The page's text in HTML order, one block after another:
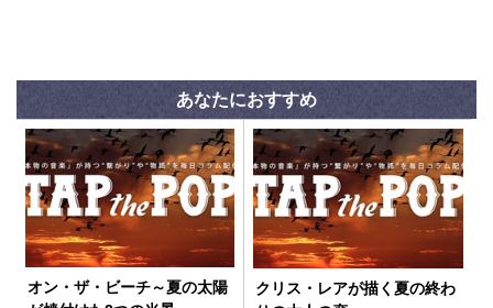
あなたにおすすめ
オン・ザ・ビーチ～夏の太陽
クリス・レアが描く夏の終わ